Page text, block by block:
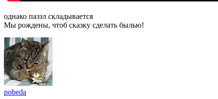
однако паззл складывается
Мы рождены, чтоб сказку сделать былью!
pobeda